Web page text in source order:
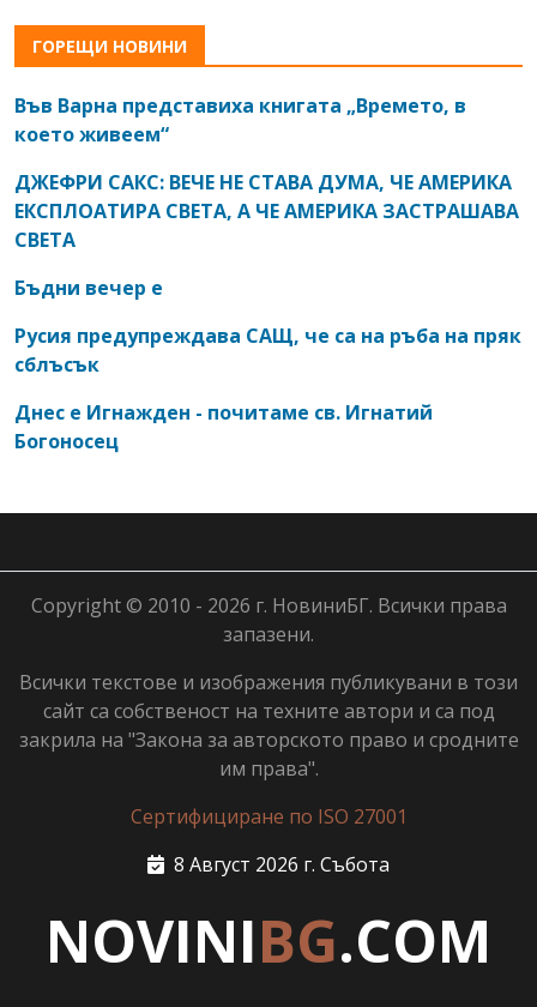
ГОРЕЩИ НОВИНИ
Във Варна представиха книгата „Времето, в
което живеем“
ДЖЕФРИ САКС: ВЕЧЕ НЕ СТАВА ДУМА, ЧЕ АМЕРИКА
ЕКСПЛОАТИРА СВЕТА, А ЧЕ АМЕРИКА ЗАСТРАШАВА
СВЕТА
Бъдни вечер е
Русия предупреждава САЩ, че са на ръба на пряк
сблъсък
Днес е Игнажден - почитаме св. Игнатий
Богоносец
Copyright © 2010 - 2026 г. НовиниБГ. Всички права
запазени.
Всички текстове и изображения публикувани в този
сайт са собственост на техните автори и са под
закрила на "Закона за авторското право и сродните
им права".
Сертифициране по ISO 27001
8 Август 2026 г. Събота
NOVINIBG.COM